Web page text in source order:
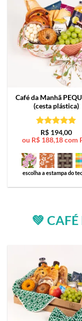
Café da Manhã
(cesta plástica)
Avaliação5
de 5
R$194,00
ou R$ 188,18com
escolha a estampa do
💚